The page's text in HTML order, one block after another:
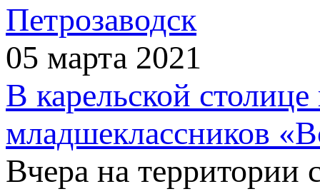
Петрозаводск
05 марта 2021
В карельской
младшеклассников
Вчера на территории